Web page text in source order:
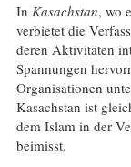
In Kasachstan, wo
verbietet die
deren Aktivitäten
Spannungen
Organisationen
Kasachstan ist
dem Islam in der
beimisst.